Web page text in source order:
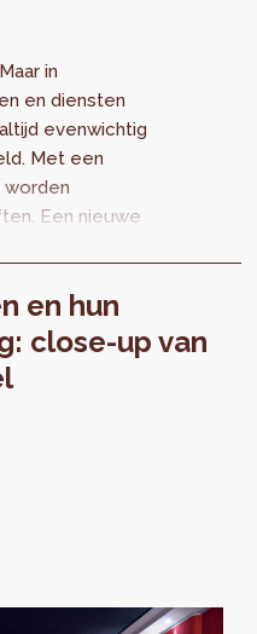
in
en diensten
evenwichtig
Met een
Een nieuwe
en hun
close-up van